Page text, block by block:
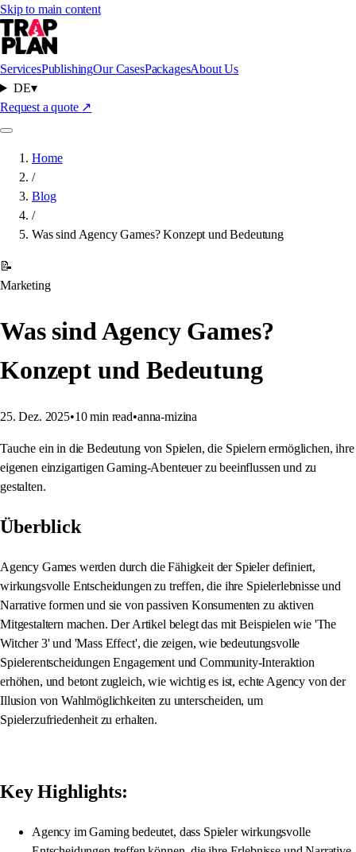
Skip to main content
ServicesPublishingOur CasesPackagesAbout Us
DE▾
Request a quote ↗
Home
/
Blog
/
Was sind Agency Games? Konzept und Bedeutung
📝
Marketing
Was sind Agency Games?
Konzept und Bedeutung
25. Dez. 2025•10 min read•anna-mizina
Tauche ein in die Bedeutung von Spielen, die Spielern ermöglichen, ihre
eigenen einzigartigen Gaming-Abenteuer zu beeinflussen und zu
gestalten.
Überblick
Agency Games werden durch die Fähigkeit der Spieler definiert,
wirkungsvolle Entscheidungen zu treffen, die ihre Spielerlebnisse und
Narrative formen und sie von passiven Konsumenten zu aktiven
Mitgestaltern machen. Der Artikel belegt das mit Beispielen wie 'The
Witcher 3' und 'Mass Effect', die zeigen, wie bedeutungsvolle
Spielerentscheidungen Engagement und Community-Interaktion
erhöhen, und betont zugleich, wie wichtig es ist, echte Agency von der
Illusion von Wahlmöglichkeiten zu unterscheiden, um
Spielerzufriedenheit zu erhalten.
Key Highlights:
Agency im Gaming bedeutet, dass Spieler wirkungsvolle